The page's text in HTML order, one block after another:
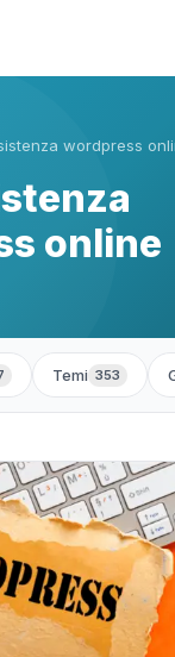
wordpress
online
Temi 353